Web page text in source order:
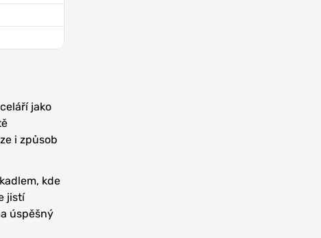
jako
i způsob
kde
jistí
úspěšný